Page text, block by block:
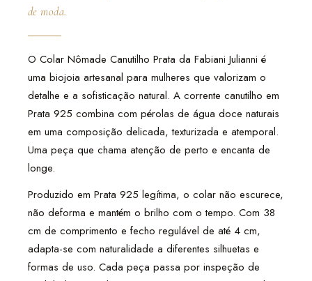
de moda.
O Colar Nômade Canutilho Prata da Fabiani Julianni é
uma biojoia artesanal para mulheres que valorizam o
detalhe e a sofisticação natural. A corrente canutilho em
Prata 925 combina com pérolas de água doce naturais
em uma composição delicada, texturizada e atemporal.
Uma peça que chama atenção de perto e encanta de
longe.
Produzido em Prata 925 legítima, o colar não escurece,
não deforma e mantém o brilho com o tempo. Com 38
cm de comprimento e fecho regulável de até 4 cm,
adapta-se com naturalidade a diferentes silhuetas e
formas de uso. Cada peça passa por inspeção de